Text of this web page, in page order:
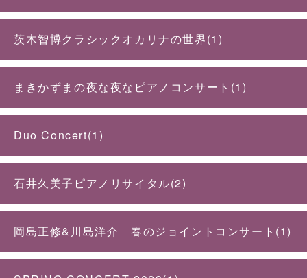
茨木智博クラシックオカリナの世界(1)
まきかずまの夜な夜なピアノコンサート(1)
Duo Concert(1)
石井久美子ピアノリサイタル(2)
岡島正修&川島洋介 春のジョイントコンサート(1)